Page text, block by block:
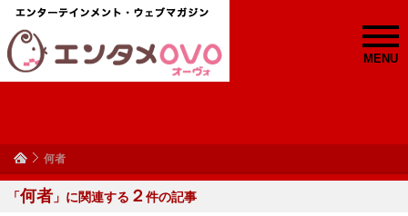
MENU
何者
「何者 」に関連する ２件の記事